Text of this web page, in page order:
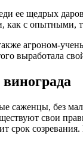
ее щедрых
как с
агроном-
выработала
саженцы, без
свои
срок